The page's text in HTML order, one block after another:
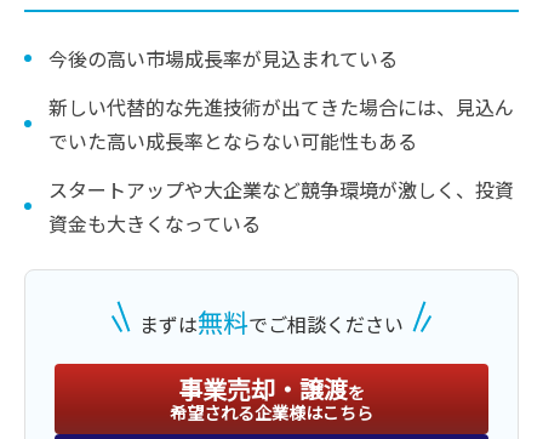
今後の高い市場成長率が見込まれている
新しい代替的な先進技術が出てきた場合には、見込ん
でいた高い成長率とならない可能性もある
スタートアップや大企業など競争環境が激しく、投資
資金も大きくなっている
まずは無料でご相談ください
事業売却・譲渡を
希望される企業様はこちら